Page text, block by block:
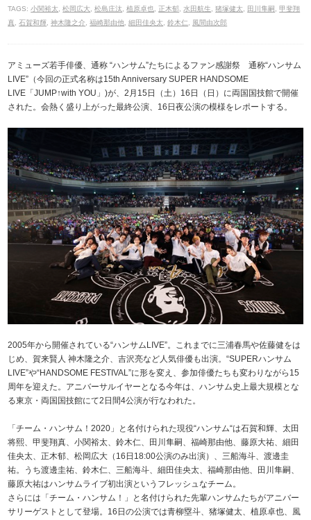
TAGS:小関裕太 ,松岡広大 ,松島庄汰 ,植原卓也 ,正木郁 ,水田航生 ,猪塚健太 田川隼嗣 ,甲斐翔
真
,石賀和輝 ,神木隆之介 ,福崎那由他 ,細田佳央太 ,鈴木仁 風間由次郎
アミューズ若手俳優、通称 “ハンサム”たちによるファン感謝祭 通称“ハンサム
LIVE”（今回の正式名称は15th Anniversary SUPER HANDSOME
LIVE「JUMP↑with YOU」)が、2月15日（土）16日（日）に両国国技館で開催
された。会熱く盛り上がった最終公演、16日夜公演の模様をレポートする。
2005年から開催されている“ハンサムLIVE”。これまでに三浦春馬や佐藤健をは
じめ、賀来賢人 神木隆之介、吉沢亮など人気俳優も出演。“SUPERハンサム
LIVE”や“HANDSOME FESTIVAL”に形を変え、参加俳優たちも変わりながら15
周年を迎えた。アニバーサルイヤーとなる今年は、ハンサム史上最大規模とな
る東京・両国国技館にて2日間4公演が行なわれた。
「チーム・ハンサム！2020」と名付けられた現役“ハンサム“は石賀和輝、太田
将熙、甲斐翔真、小関裕太、鈴木仁、田川隼嗣、福崎那由他、藤原大祐、細田
佳央太、正木郁、松岡広大（16日18:00公演のみ出演）、三船海斗、渡邊圭
祐。うち渡邊圭祐、鈴木仁、三船海斗、細田佳央太、福崎那由他、田川隼嗣、
藤原大祐はハンサムライブ初出演というフレッシュなチーム。
さらには「チーム・ハンサム！」と名付けられた先輩ハンサムたちがアニバー
サリーゲストとして登場。16日の公演では青柳塁斗、猪塚健太、植原卓也、風